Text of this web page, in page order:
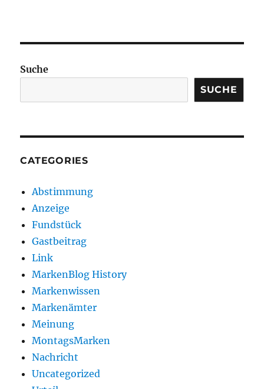
Suche
SUCHE
CATEGORIES
Abstimmung
Anzeige
Fundstück
Gastbeitrag
Link
MarkenBlog History
Markenwissen
Markenämter
Meinung
MontagsMarken
Nachricht
Uncategorized